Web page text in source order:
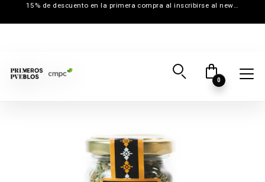
15% de descuento en la primera compra al inscribirse al newsletter
0